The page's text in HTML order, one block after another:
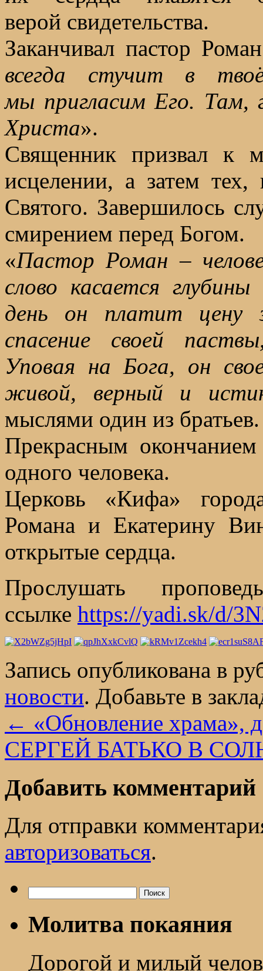
верой свидетельства.
Заканчивал пастор
всегда стучит в
мы пригласим Его. Там,
Христа».
Священник призвал к
исцелении, а затем
Святого. Завершилось
смирением перед Богом.
«Пастор Роман –
слово касается
день он платит цену
спасение своей
Уповая на Бога, он
живой, верный и
мыслями один из братьев.
Прекрасным окончанием
одного человека.
Церковь «Кифа»
Романа и Екатерину
открытые сердца.
Прослушать
ссылке https://yadi.sk/d/
Запись опубликована в
новости. Добавьте в
← «Обновление храма»,
СЕРГЕЙ БАТЬКО В
Добавить комментарий
Для отправки
авторизоваться.
Молитва покаяния
Дорогой и милый